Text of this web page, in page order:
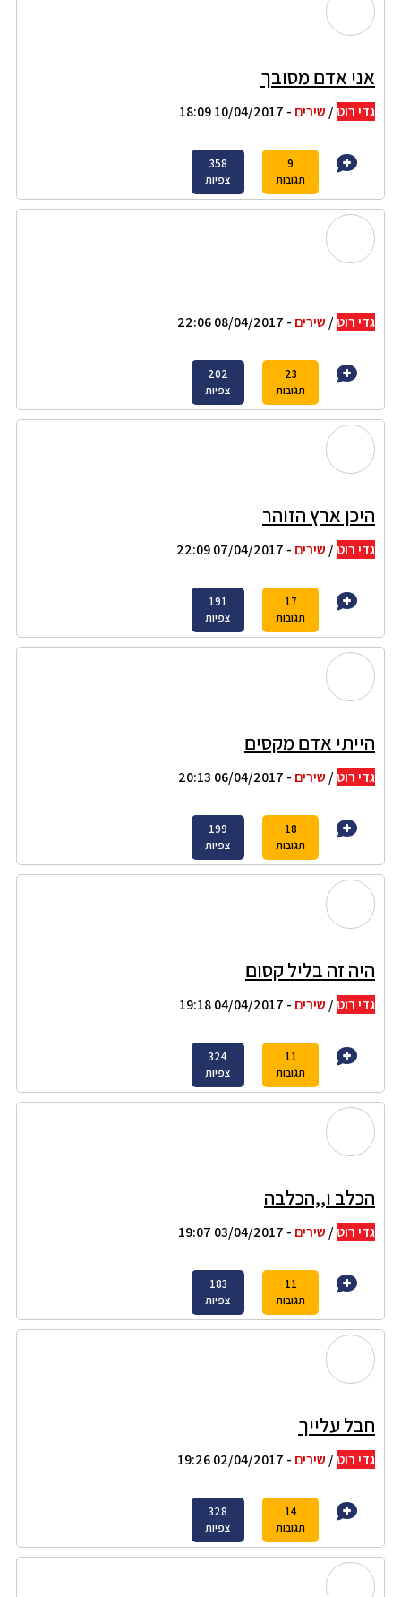
אני אדם מסובך
גדי רוט/ שירים - 10/04/2017 18:09
9
תגובות
358
צפיות
גדי רוט/ שירים - 08/04/2017 22:06
23
תגובות
202
צפיות
היכן ארץ הזוהר
גדי רוט/ שירים - 07/04/2017 22:09
17
תגובות
191
צפיות
הייתי אדם מקסים
גדי רוט/ שירים - 06/04/2017 20:13
18
תגובות
199
צפיות
היה זה בליל קסום
גדי רוט/ שירים - 04/04/2017 19:18
11
תגובות
324
צפיות
הכלב ו,,הכלבה
גדי רוט/ שירים - 03/04/2017 19:07
11
תגובות
183
צפיות
חבל עלייך
גדי רוט/ שירים - 02/04/2017 19:26
14
תגובות
328
צפיות